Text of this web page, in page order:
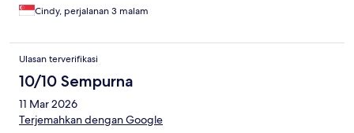
Cindy, perjalanan 3 malam
Ulasan terverifikasi
10/10 Sempurna
11 Mar 2026
Terjemahkan dengan Google